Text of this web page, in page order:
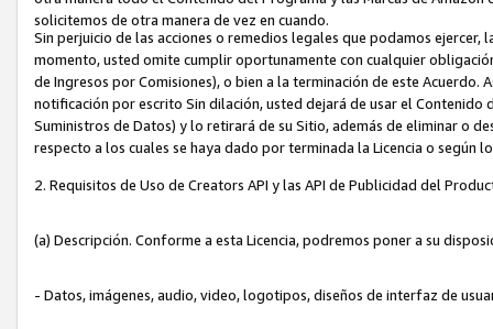
solicitemos de otra manera de vez en cuando.
Sin perjuicio de las acciones o remedios legales que podamos
momento, usted omite cumplir oportunamente con cualquier
de Ingresos por Comisiones), o bien a la terminación de este
notificación por escrito Sin dilación, usted dejará de usar el
Suministros de Datos) y lo retirará de su Sitio, además de eliminar o
respecto a los cuales se haya dado por terminada la Licencia o según
2. Requisitos de Uso de Creators API y las API de Publicidad del
(a) Descripción. Conforme a esta Licencia, podremos poner a su
- Datos, imágenes, audio, video, logotipos, diseños de interfaz de